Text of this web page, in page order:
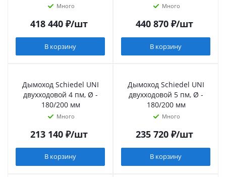
Много
418 440₽/шт
В корзину
Много
440 870₽/шт
В корзину
Дымоход Schiedel UNI
двухходовой 4 пм, Ø -
180/200 мм
Много
213 140₽/шт
В корзину
Дымоход Schiedel UNI
двухходовой 5 пм, Ø -
180/200 мм
Много
235 720₽/шт
В корзину